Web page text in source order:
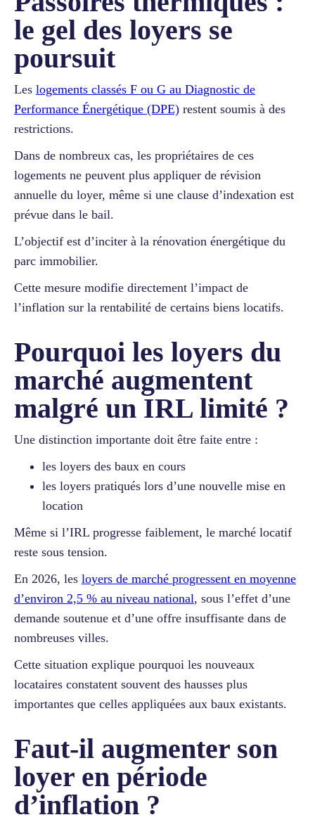
le gel des loyers se
poursuit
Les logements classés F ou G au Diagnostic de
Performance Énergétique (DPE) restent soumis à des
restrictions.
Dans de nombreux cas, les propriétaires de ces
logements ne peuvent plus appliquer de révision
annuelle du loyer, même si une clause d’indexation est
prévue dans le bail.
L’objectif est d’inciter à la rénovation énergétique du
parc immobilier.
Cette mesure modifie directement l’impact de
l’inflation sur la rentabilité de certains biens locatifs.
Pourquoi les loyers du
marché augmentent
malgré un IRL limité ?
Une distinction importante doit être faite entre :
les loyers des baux en cours
les loyers pratiqués lors d’une nouvelle mise en
location
Même si l’IRL progresse faiblement, le marché locatif
reste sous tension.
En 2026, les loyers de marché progressent en moyenne
d’environ 2,5 % au niveau national, sous l’effet d’une
demande soutenue et d’une offre insuffisante dans de
nombreuses villes.
Cette situation explique pourquoi les nouveaux
locataires constatent souvent des hausses plus
importantes que celles appliquées aux baux existants.
Faut-il augmenter son
loyer en période
d’inflation ?